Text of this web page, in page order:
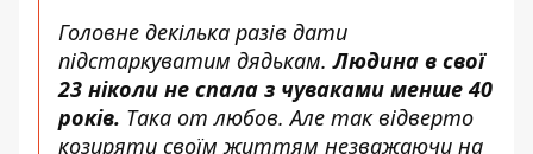
Головне декілька разів дати
підстаркуватим дядькам.Людина в свої
23 ніколи не спала з чуваками менше 40
років. Така от любов. Але так відверто
козиряти своїм життям незважаючи на